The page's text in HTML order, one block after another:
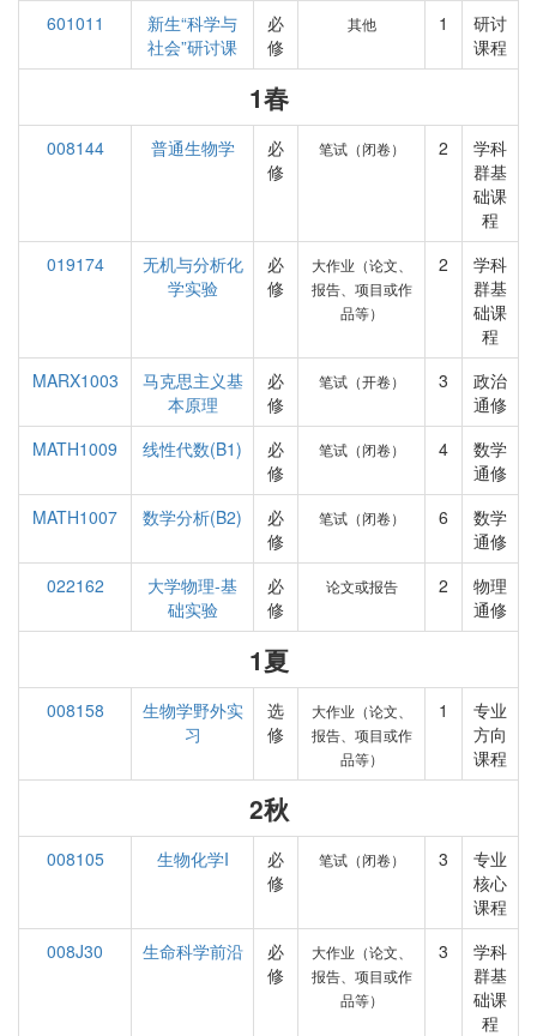
601011
新生“科学与
社会”研讨课
必
修
其他 1
研讨
课程
1春
008144 普通生物学
必
修
笔试（闭卷） 2
学科
群基
础课
程
019174
无机与分析化
学实验
必
修
大作业（论文、
报告、项目或作
品等）
2
学科
群基
础课
程
MARX1003
马克思主义基
本原理
必
修
笔试（开卷） 3
政治
通修
MATH1009
线性代数(B1)
必
修
笔试（闭卷） 4
数学
通修
MATH1007
数学分析(B2)
必
修
笔试（闭卷） 6
数学
通修
022162
大学物理-基
础实验
必
修
论文或报告 2
物理
通修
1夏
008158
生物学野外实
习
选
修
大作业（论文、
报告、项目或作
品等）
1
专业
方向
课程
2秋
008105 生物化学I
必
修
笔试（闭卷） 3
专业
核心
课程
008J30
生命科学前沿
必
修
大作业（论文、
报告、项目或作
品等）
3
学科
群基
础课
程